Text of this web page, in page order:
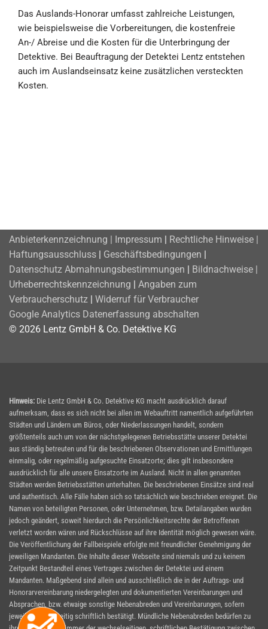
Das Auslands-Honorar umfasst zahlreiche Leistungen,
wie beispielsweise die Vorbereitungen, die kostenfreie
An-/ Abreise und die Kosten für die Unterbringung der
Detektive. Bei Beauftragung der Detektei Lentz entstehen
auch im Auslandseinsatz keine zusätzlichen versteckten
Kosten.
Anbieterkennzeichnung | Impressum | Rechtliche Hinweise |
Haftungsausschluss | Geschäftsbedingungen |
Datenschutz Abmahnungsbestimmungen | Bildnachweise |
Urheberrechtskennzeichnung | Angaben zum
Verbraucherschutz | Widerruf für Verbraucher
Google Analytics Datenerfassung abschalten
© 2026 Lentz GmbH & Co. Detektive KG
Hinweis: Die Lentz GmbH & Co. Detektive KG macht ausdrücklich darauf
aufmerksam, dass es sich nicht bei allen im Webauftritt namentlich aufgeführten
Städten und Ländern um Büros, oder Niederlassungen handelt, sondern
größtenteils auch um von der nächstgelegenen Betriebsstätte unserer Detektei
aus ständig betreuten und für die beschriebenen Observationen und Ermittlungen
einmalig, oder regelmäßig aufgesuchte Einsatzorte; dies gilt insbesondere
ausdrücklich für alle unsere Einsatzorte im Ausland. Nicht in allen genannten
Städten werden Betriebsstätten unterhalten. Die beschriebenen Einsätze sind real
und authentisch. Alle Fälle haben sich so tatsächlich wie beschrieben ereignet. Die
Namen von beteiligten Personen, oder Unternehmen, bzw. Detailangaben wurden
jedoch geändert, soweit hierdurch die Persönlichkeitsrechte der Betroffenen
verletzt worden wären und Rückschlüsse auf ihre Identität möglich gewesen wäre.
Die Veröffentlichung der Fallbeispiele erfolgte mit freundlicher Genehmigung der
jeweiligen Mandanten. Die Inhalte dieser Webseite sind niemals und zu keinem
Zeitpunkt Bestandteil eines Vertrages zwischen der Detektei und einem
Mandanten. Maßgebend sind allein und ausschließlich die in der Auftrags- und
Honorarvereinbarung niedergelegten und dokumentierten Vereinbarungen und
Absprachen, bzw. etwaige sonstige Nebenabreden und Vereinbarungen, sofern
jeweils wechselseitig schriftlich bestätigt. Mündliche Nebenabreden bedürfen zu